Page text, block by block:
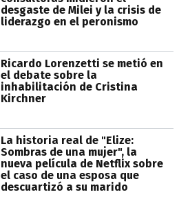
desgaste de Milei y la crisis de
liderazgo en el peronismo
Ricardo Lorenzetti se metió en
el debate sobre la
inhabilitación de Cristina
Kirchner
La historia real de "Elize:
Sombras de una mujer", la
nueva película de Netflix sobre
el caso de una esposa que
descuartizó a su marido